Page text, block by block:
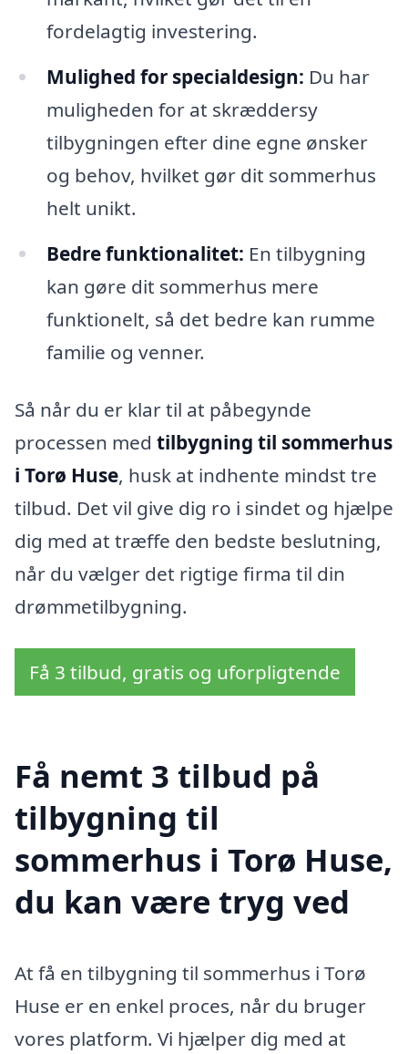
fordelagtig investering.
Mulighed for specialdesign: Du har
muligheden for at skræddersy
tilbygningen efter dine egne ønsker
og behov, hvilket gør dit sommerhus
helt unikt.
Bedre funktionalitet: En tilbygning
kan gøre dit sommerhus mere
funktionelt, så det bedre kan rumme
familie og venner.
Så når du er klar til at påbegynde
processen med tilbygning til sommerhus
i Torø Huse, husk at indhente mindst tre
tilbud. Det vil give dig ro i sindet og hjælpe
dig med at træffe den bedste beslutning,
når du vælger det rigtige firma til din
drømmetilbygning.
Få 3 tilbud, gratis og uforpligtende
Få nemt 3 tilbud på
tilbygning til
sommerhus i Torø Huse,
du kan være tryg ved
At få en tilbygning til sommerhus i Torø
Huse er en enkel proces, når du bruger
vores platform. Vi hjælper dig med at